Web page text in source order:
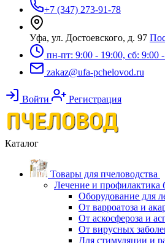
+7 (347) 273-91-78
Уфа, ул. Достоевского, д. 97
пн-пт: 9:00 - 19:00, сб: 9:00
zakaz@ufa-pchelovod.ru
Войти Регистрация
Каталог
Товары для пчеловодства
Лечение и профилактика
Оборудование для
От варроатоза и
От аскосфероза и
От вирусных
Для стимуляции и